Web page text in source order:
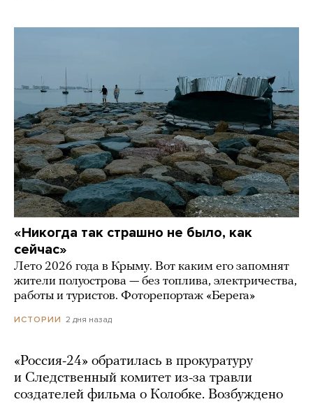
«Никогда так страшно не было, как
сейчас»
Лето 2026 года в Крыму. Вот каким его запомнят
жители полуострова — без топлива, электричества,
работы и туристов. Фоторепортаж «Берега»
ИСТОРИИ 2 дня назад
«Россия-24» обратилась в прокуратуру
и Следственный комитет из-за травли
создателей фильма о Колобке. Возбуждено